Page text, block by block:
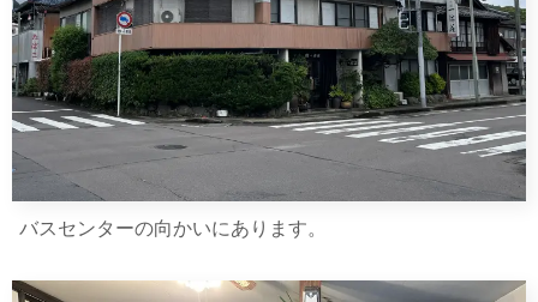
バスセンターの向かいにあります。